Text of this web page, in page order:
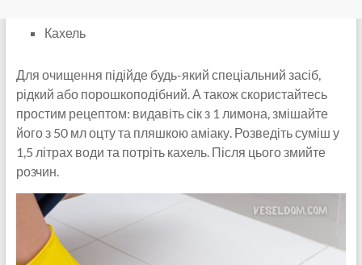
Кахель
Для очищення підійде будь-який спеціальний засіб,
рідкий або порошкоподібний. А також скористайтесь
простим рецептом: видавіть сік з 1 лимона, змішайте
його з 50 мл оцту та пляшкою аміаку. Розведіть суміш у
1,5 літрах води та потріть кахель. Після цього змийте
розчин.